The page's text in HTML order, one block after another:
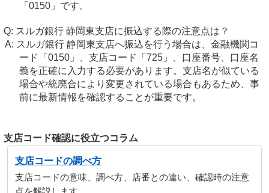
「0150」です。
スルガ銀行 静岡東支店に振込する際の注意点は？
スルガ銀行 静岡東支店へ振込を行う場合は、金融機関コ
ード「0150」、支店コード「725」、口座番号、口座名
義を正確に入力する必要があります。支店名が似ている
場合や統廃合により変更されている場合もあるため、事
前に最新情報を確認することが重要です。
支店コード確認に役立つコラム
支店コードの調べ方
支店コードの意味、調べ方、店番との違い、確認時の注意